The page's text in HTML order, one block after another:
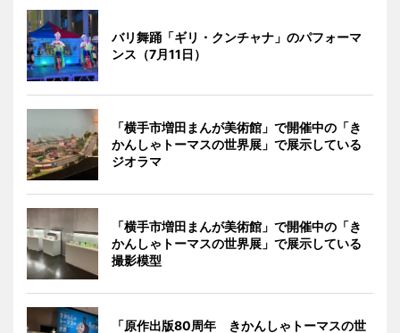
バリ舞踊「ギリ・クンチャナ」のパフォーマ
ンス（7月11日）
「横手市増田まんが美術館」で開催中の「き
かんしゃトーマスの世界展」で展示している
ジオラマ
「横手市増田まんが美術館」で開催中の「き
かんしゃトーマスの世界展」で展示している
撮影模型
「原作出版80周年 きかんしゃトーマスの世